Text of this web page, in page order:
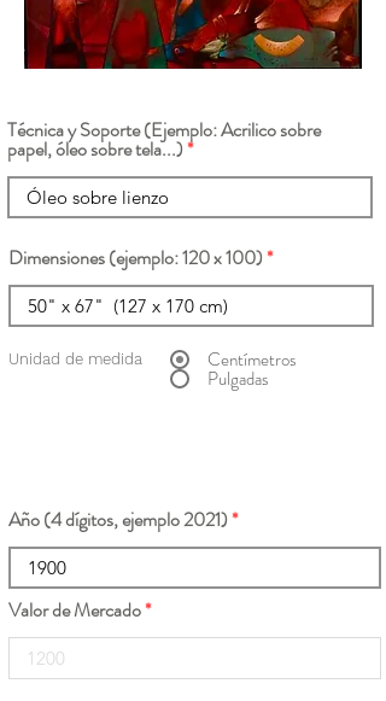
Técnica y Soporte (Ejemplo: Acrilico sobre
papel, óleo sobre tela...)
Dimensiones (ejemplo: 120 x 100)
Unidad de medida Centímetros
Pulgadas
Año (4 dígitos, ejemplo 2021)
Valor de Mercado